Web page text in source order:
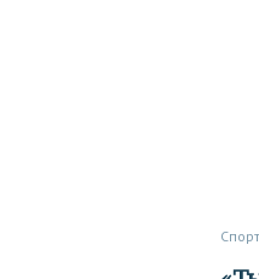
Спорт